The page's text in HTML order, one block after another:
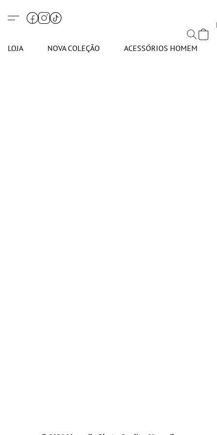
LOJA NOVA COLEÇÃO ACESSÓRIOS HOMEM